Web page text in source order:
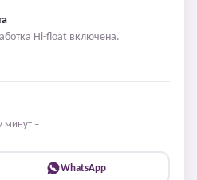
Hi-float включена.
минут –
WhatsApp